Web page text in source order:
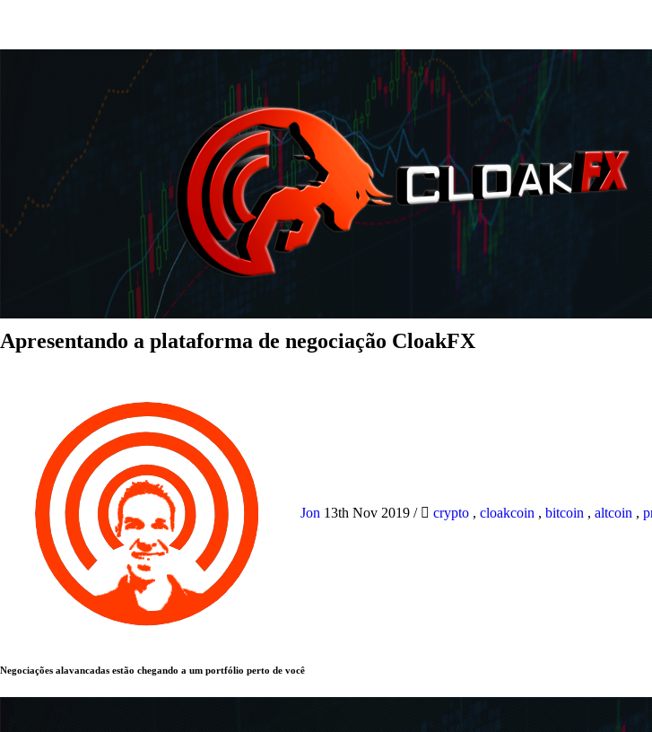
Apresentando a plataforma de negociação CloakFX
Jon 13th Nov 2019 / crypto , cloakcoin , bitcoin , altcoin ,
Negociações alavancadas estão chegando a um portfólio perto de você